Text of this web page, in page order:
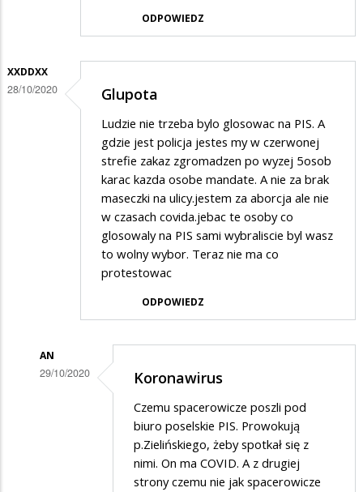
ODPOWIEDZ
XXDDXX
28/10/2020 Glupota
Ludzie nie trzeba bylo glosowac na PIS. A
gdzie jest policja jestes my w czerwonej
strefie zakaz zgromadzen po wyzej 5osob
karac kazda osobe mandate. A nie za brak
maseczki na ulicy.jestem za aborcja ale nie
w czasach covida.jebac te osoby co
glosowaly na PIS sami wybraliscie byl wasz
to wolny wybor. Teraz nie ma co
protestowac
ODPOWIEDZ
AN
29/10/2020 Koronawirus
Czemu spacerowicze poszli pod
biuro poselskie PIS. Prowokują
p.Zielińskiego, żeby spotkał się z
nimi. On ma COVID. A z drugiej
strony czemu nie jak spacerowicze